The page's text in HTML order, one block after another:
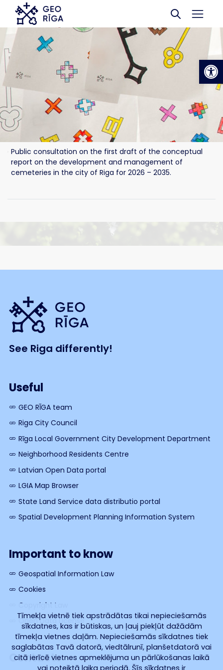
Skip to main content
Public consultation on the first draft of the conceptual
report on the development and management of
cemeteries in the city of Riga for 2026 – 2035.
See Riga differently!
Useful
GEO RĪGA team
Riga City Council
Rīga Local Government City Development Department
Neighborhood Residents Centre
Latvian Open Data portal
LGIA Map Browser
State Land Service data distributio portal
Spatial Development Planning Information System
Important to know
Geospatial Information Law
Cookies
Copyright Law
Open Data License
Contacts
Tīmekļa vietnē tiek apstrādātas tikai nepieciešamās
sīkdatnes, kas ir būtiskas, un ļauj piekļūt dažādām
tīmekļa vietnes daļām. Nepieciešamās sīkdatnes tiek
saglabātas Tavā datorā, viedtālrunī, planšetdatorā vai
citā ierīcē vietnes apmeklējuma un pārlūkošanas laikā
vai noteiktā laika periodā. Šīs sīkdatnes ir